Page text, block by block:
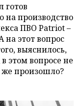
готов
на производство
ПВО Patriot –
этот вопрос
выяснилось,
этом вопросе не
произошло?